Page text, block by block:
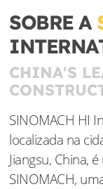
SOBRE A
CHINA'S
SINOMACH HI
localizada na
Jiangsu, China,
SINOMACH,